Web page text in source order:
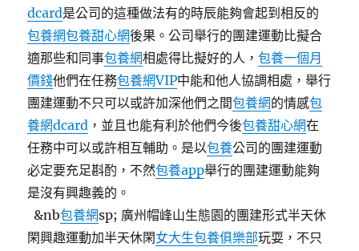
dcard是公司的這種做法有的時辰能夠會起到相反的
包養網包養甜心網後果。公司舉行的團建運動比擬合
適那些和同事包養網相處得比擬好的人，包養一個月
價錢他們在任務包養網VIP中能和他人協調相處，舉行
團建運動不只可以或許加深他們之間包養網的情感包
養網dcard ，並且也能有利於他們今後包養甜心網在
任務中可以或許相互輔助。是以包養公司的團建運動
必定要充足斟酌，不然包養app舉行的團建運動能夠
是沒有興趣義的。
&nb包養網sp; 廣州帽峰山生態園的團建形式半天休
閑興趣運動加半天休閑女大生包養俱樂部玩耍，不只